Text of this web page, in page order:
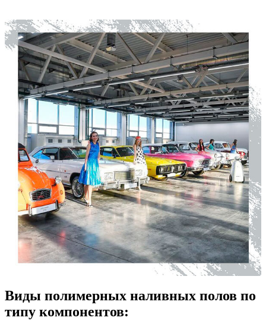
Виды полимерных наливных полов по
типу компонентов: